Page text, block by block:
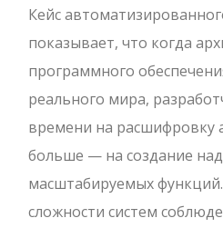
Кейс
показывает, что когда
программного
реального мира,
времени на расшифровку
больше — на создание
масштабируемых
сложности систем